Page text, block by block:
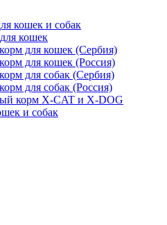
кошек и собак
кошек
для кошек (Сербия)
для кошек (Россия)
для собак (Сербия)
для собак (Россия)
корм X-CAT и X-DOG
и собак